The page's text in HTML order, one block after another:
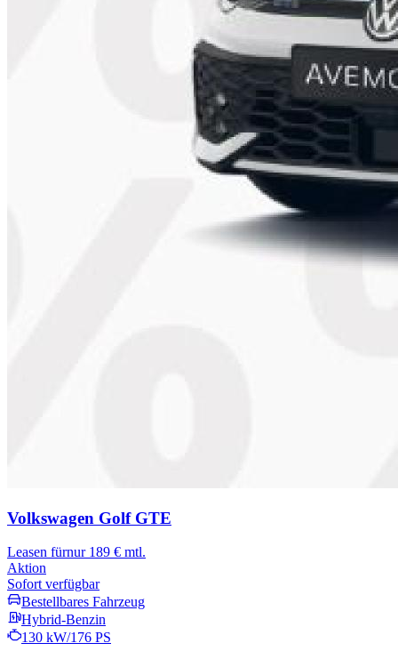
Volkswagen GolfGTE
Leasen fürnur 189 € mtl.
Aktion
Sofort verfügbar
Bestellbares Fahrzeug
Hybrid-Benzin
130 kW/176 PS